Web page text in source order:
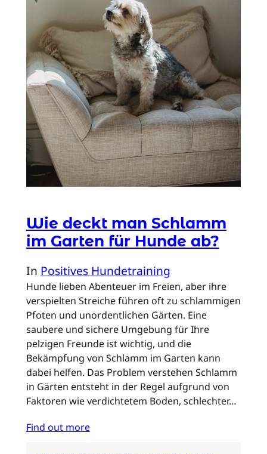
Wie deckt man Schlamm
im Garten für Hunde ab?
In Positives Hundetraining
Hunde lieben Abenteuer im Freien, aber ihre
verspielten Streiche führen oft zu schlammigen
Pfoten und unordentlichen Gärten. Eine
saubere und sichere Umgebung für Ihre
pelzigen Freunde ist wichtig, und die
Bekämpfung von Schlamm im Garten kann
dabei helfen. Das Problem verstehen Schlamm
in Gärten entsteht in der Regel aufgrund von
Faktoren wie verdichtetem Boden, schlechter…
Find out more